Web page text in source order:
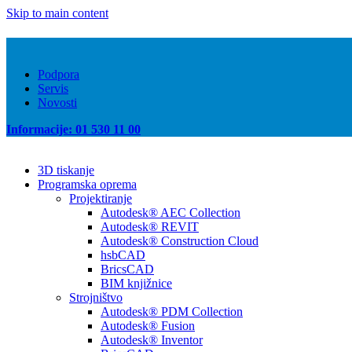
Skip to main content
Podpora
Servis
Novosti
Informacije: 01 530 11 00
3D tiskanje
Programska oprema
Projektiranje
Autodesk® AEC Collection
Autodesk® REVIT
Autodesk® Construction Cloud
hsbCAD
BricsCAD
BIM knjižnice
Strojništvo
Autodesk® PDM Collection
Autodesk® Fusion
Autodesk® Inventor